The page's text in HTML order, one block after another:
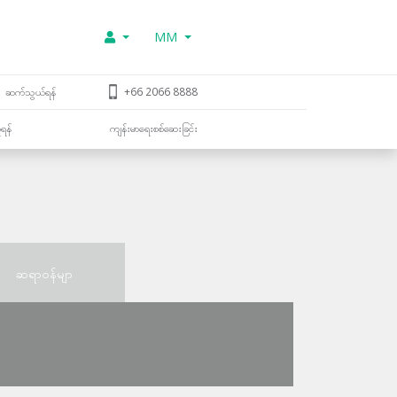
MM
ဆက်သွယ်ရန် +66 2066 8888
န် ကျန်းမာရေးစစ်ဆေးခြင်း
ဆရာဝန်မျာ